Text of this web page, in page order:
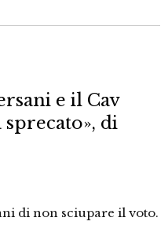
e il Cav
di
di non sciupare il voto.